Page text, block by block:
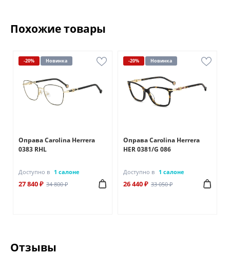
Похожие товары
-20% Новинка
Оправа Carolina Herrera
0383 RHL
Доступно в 1 салоне
27 840 ₽ 34 800 ₽
-20% Новинка
Оправа Carolina Herrera
HER 0381/G 086
Доступно в 1 салоне
26 440 ₽ 33 050 ₽
Отзывы